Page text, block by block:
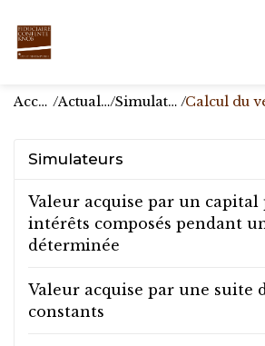
Accueil / Actualités/ Simulateurs /
Simulateurs
Valeur acquise par un capital
intérêts composés pendant
déterminée
Valeur acquise par une suite
constants